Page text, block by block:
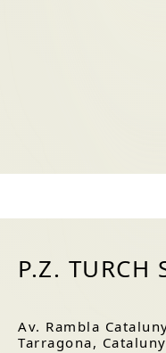
P.Z. TURCH
Av. Rambla
Tarragona,